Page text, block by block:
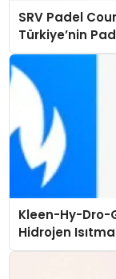
SRV Padel
Türkiye’nin
Kleen-Hy-Dro-
Hidrojen
Düzenleyici